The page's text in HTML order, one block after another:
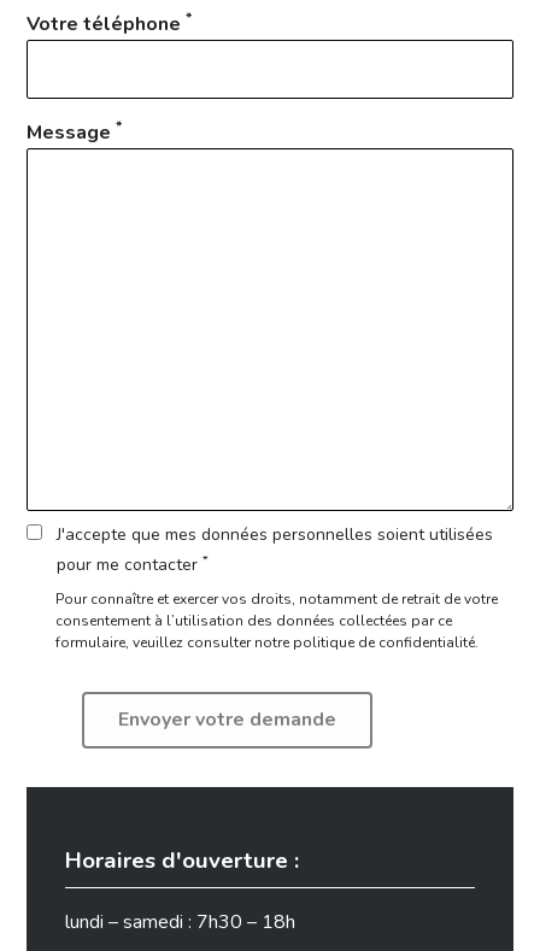
Votre téléphone*
Message*
J'accepte que mes données personnelles soient utilisées
pour me contacter *
Pour connaître et exercer vos droits, notamment de retrait de votre
consentement à l’utilisation des données collectées par ce
formulaire, veuillez consulter notre politique de confidentialité.
Horaires d'ouverture :
lundi – samedi : 7h30 – 18h